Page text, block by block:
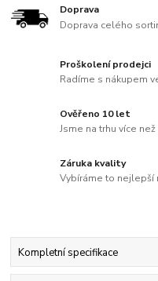
Doprava
Doprava celého
Proškolení prodejci
Radíme s nákupem
Ověřeno 10 let
Jsme na trhu více
Záruka kvality
Vybíráme to nejlepší
Kompletní specifikace